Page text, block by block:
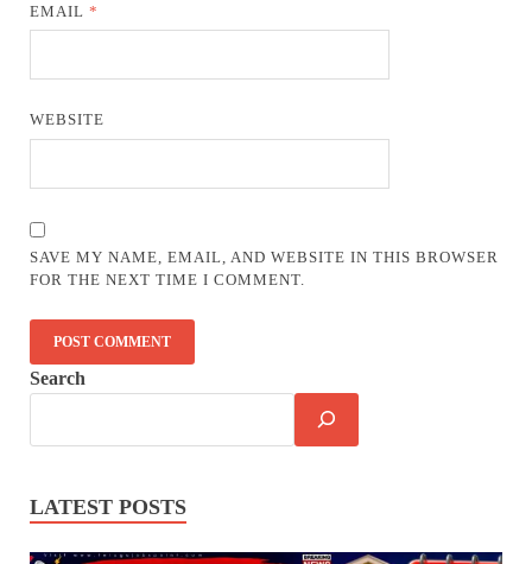
EMAIL*
WEBSITE
SAVE MY NAME, EMAIL, AND WEBSITE IN THIS BROWSER
FOR THE NEXT TIME I COMMENT.
Search
LATEST POSTS